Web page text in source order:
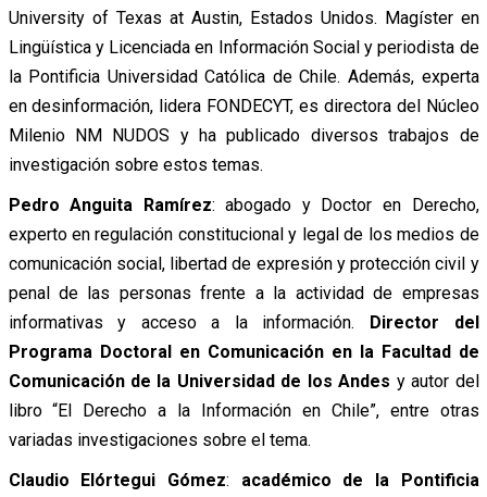
University of Texas at Austin, Estados Unidos. Magíster en
Lingüística y Licenciada en Información Social y periodista de
la Pontificia Universidad Católica de Chile. Además, experta
en desinformación, lidera FONDECYT, es directora del Núcleo
Milenio NM NUDOS y ha publicado diversos trabajos de
investigación sobre estos temas.
Pedro Anguita Ramírez: abogado y Doctor en Derecho,
experto en regulación constitucional y legal de los medios de
comunicación social, libertad de expresión y protección civil y
penal de las personas frente a la actividad de empresas
informativas y acceso a la información. Director del
Programa Doctoral en Comunicación en la Facultad de
Comunicación de la Universidad de los Andes y autor del
libro “El Derecho a la Información en Chile”, entre otras
variadas investigaciones sobre el tema.
Claudio Elórtegui Gómez: académico de la Pontificia